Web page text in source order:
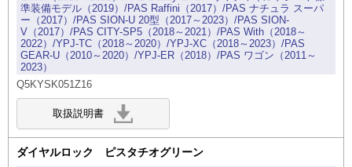
準装備モデル（2019）/PAS Raffini（2017）/PAS ナチュラ スーパ
ー（2017）/PAS SION-U 20型（2017～2023）/PAS SION-
V（2017）/PAS CITY-SP5（2018～2021）/PAS With（2018～
2022）/YPJ-TC（2018～2020）/YPJ-XC（2018～2023）/PAS
GEAR-U（2010～2020）/YPJ-ER（2018）/PAS ワゴン（2011～
2023）
Q5KYSK051Z16
ダイヤルロック ピスタチオグリーン